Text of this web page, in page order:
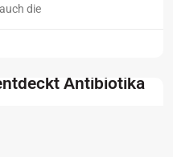
die
Antibiotika